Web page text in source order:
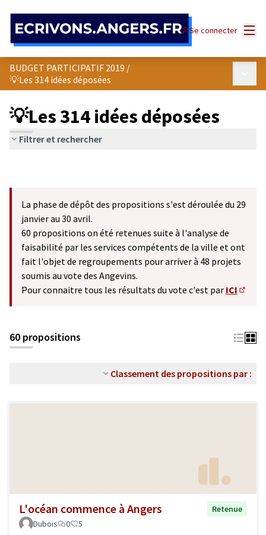
Se connecter
BUDGET PARTICIPATIF 2019 /
💡Les 314 idées déposées
💡Les 314 idées déposées
Filtrer et rechercher
La phase de dépôt des propositions s'est déroulée du 29
janvier au 30 avril.
60 propositions on été retenues suite à l'analyse de
faisabilité par les services compétents de la ville et ont
fait l'objet de regroupements pour arriver à 48 projets
soumis au vote des Angevins.
Pour connaitre tous les résultats du vote c'est par ICI
60 propositions
Classement des propositions par :
L'océan commence à Angers
Retenue
Dubois
0 5